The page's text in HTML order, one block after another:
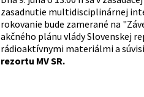
zasadnutie multidisciplinárnej
rokovanie bude zamerané na
akčného plánu vlády Slovenskej
rádioaktívnymi materiálmi a
rezortu MV SR.